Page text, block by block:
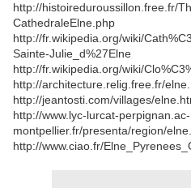
http://histoireduroussillon.free.fr/
CathedraleElne.php
http://fr.wikipedia.org/wiki/
Sainte-Julie_d%27Elne
http://fr.wikipedia.org/wiki/
http://architecture.relig.free.fr/
http://jeantosti.com/villages/
http://www.lyc-lurcat-perpignan.ac-
montpellier.fr/presenta/region/
http://www.ciao.fr/